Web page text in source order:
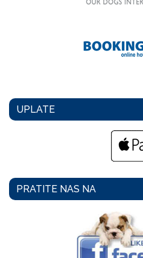
UPLATE
PRATITE NAS NA